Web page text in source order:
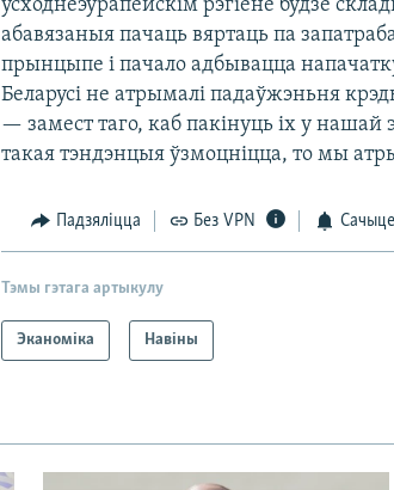
усходнеэўрапейскім рэгіёне будзе
абавязаныя пачаць вяртаць па
прынцыпе і пачало адбывацца
Беларусі не атрымалі падаўжэньня
— замест таго, каб пакінуць іх у нашай
такая тэндэнцыя ўзмоцніцца, то мы
Падзяліцца Без VPN
Тэмы гэтага артыкулу
Эканоміка Навіны